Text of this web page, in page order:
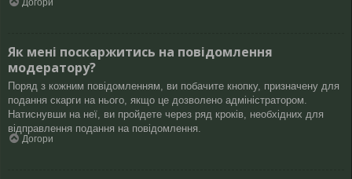
Як мені поскаржитись на повідомлення
модератору?
Поряд з кожним повідомленням, ви побачите кнопку, призначену для
подання скарги на нього, якщо це дозволено адміністратором.
Натиснувши на неї, ви пройдете через ряд кроків, необхідних для
відправлення подання на повідомлення.
Догори